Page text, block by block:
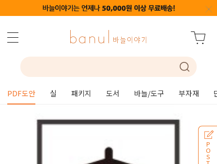
PDF도안 실 패키지 도서 바늘/도구 부자재
P
O
S